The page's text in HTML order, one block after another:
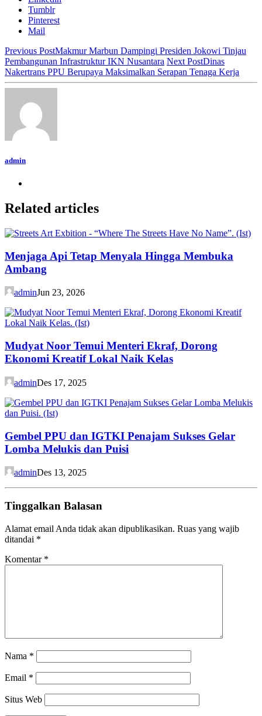
Tumblr
Pinterest
Mail
Previous PostMakmur Marbun Dampingi Presiden Jokowi Tinjau
Pembangunan Infrastruktur IKN Nusantara Next PostDinas
Nakertrans PPU Berupaya Maksimalkan Serapan Tenaga Kerja
admin
Related articles
Menjaga Api Tetap Menyala Hingga Membuka
Ambang
adminJun 23, 2026
Mudyat Noor Temui Menteri Ekraf, Dorong
Ekonomi Kreatif Lokal Naik Kelas
adminDes 17, 2025
Gembel PPU dan IGTKI Penajam Sukses Gelar
Lomba Melukis dan Puisi
adminDes 13, 2025
Tinggalkan Balasan
Alamat email Anda tidak akan dipublikasikan. Ruas yang wajib
ditandai *
Komentar *
Nama *
Email *
Situs Web